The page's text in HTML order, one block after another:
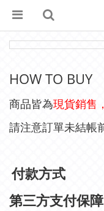
HOW TO BUY
商品皆為現貨銷售，
請注意訂單未結帳
付款方式
第三方支付保障